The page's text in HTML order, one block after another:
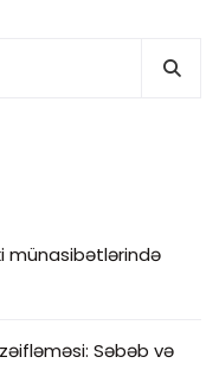
münasibətlərində
Səbəb və